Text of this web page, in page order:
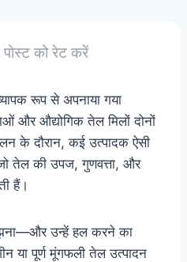
को रेट करें
रूप से अपनाया गया
और औद्योगिक तेल मिलों दोनों
के दौरान, कई उत्पादक ऐसी
तेल की उपज, गुणवत्ता, और
हैं।
उन्हें हल करने का
या पूर्ण मूंगफली तेल उत्पादन